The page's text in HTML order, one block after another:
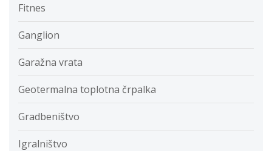
Fitnes
Ganglion
Garažna vrata
Geotermalna toplotna črpalka
Gradbeništvo
Igralništvo